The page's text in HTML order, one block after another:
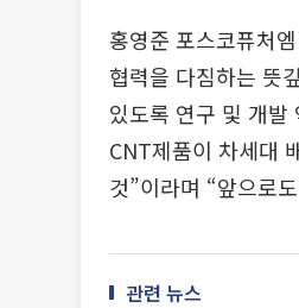
홍영준 포스코퓨처
협력을 다짐하는 뜻
있도록 연구 및 개발
CNT제품이 차세대
것”이라며 “앞으로
관련 뉴스